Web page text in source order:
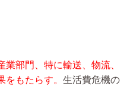
部門、特に輸送、物流、
もたらす。 生活費危機の